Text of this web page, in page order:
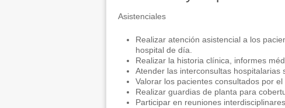
Asistenciales
Realizar atención asistencial a los
hospital de día.
Realizar la historia clínica, informes
Atender las interconsultas hospitalarias
Valorar los pacientes consultados por
Realizar guardias de planta para
Participar en reuniones